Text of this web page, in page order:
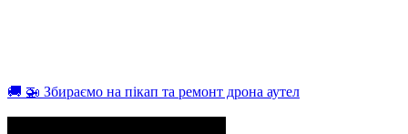
🚚 🚁 Збираємо на пікап та ремонт дрона аутел